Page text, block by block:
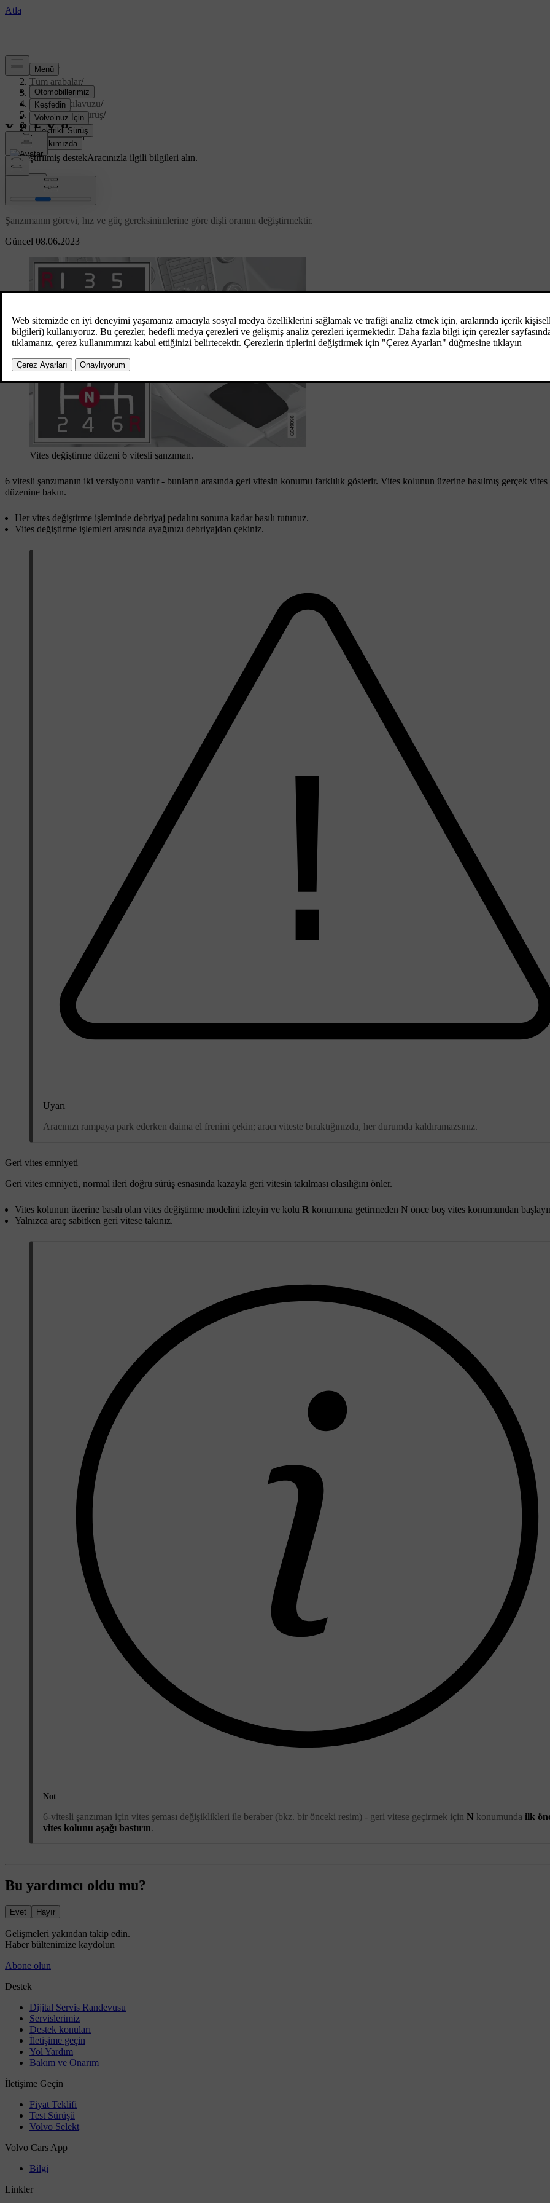
Destek
Tüm arabalar/
XC70 2016/
Kullanıcı kılavuzu/
Çalıştırma ve sürüş/
Şanzıman/
Düz şanzıman
Özelleştirilmiş destekAracınızla ilgili bilgileri alın.
Güncel 08.06.2023
Düz şanzıman
Şanzımanın görevi, hız ve güç gereksinimlerine göre dişli oranını değiştirmektir.
Vites değiştirme düzeni 6 vitesli şanzıman.
6 vitesli şanzımanın iki versiyonu vardır - bunların arasında geri vitesin konumu farklılık gösterir. Vites kolunun üzerine basılmış gerçek
düzenine bakın.
Her vites değiştirme işleminde debriyaj pedalını sonuna kadar basılı tutunuz.
Vites değiştirme işlemleri arasında ayağınızı debriyajdan çekiniz.
Uyarı
Aracınızı rampaya park ederken daima el frenini çekin; aracı viteste bıraktığınızda, her durumda kaldıramazsınız.
Geri vites emniyeti
Geri vites emniyeti, normal ileri doğru sürüş esnasında kazayla geri vitesin takılması olasılığını önler.
Vites kolunun üzerine basılı olan vites değiştirme modelini izleyin ve kolu R konumuna getirmeden N önce boş vites konumundan
Yalnızca araç sabitken geri vitese takınız.
Not
6-vitesli şanzıman için vites şeması değişiklikleri ile beraber (bkz. bir önceki resim) - geri vitese geçirmek için N konumunda ilk
vites kolunu aşağı bastırın.
Bu yardımcı oldu mu?
Evet Hayır